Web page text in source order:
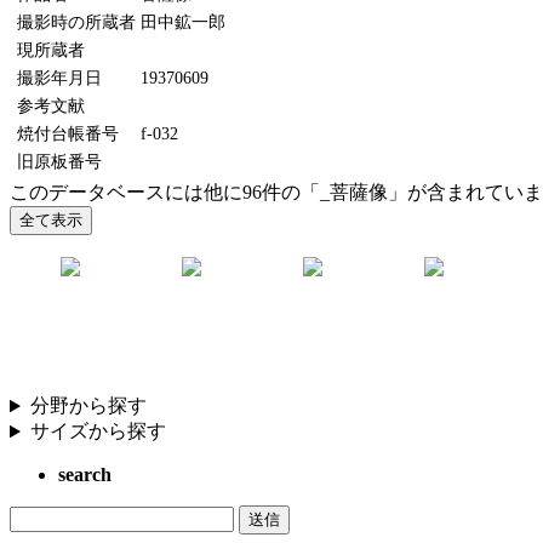
撮影時の所蔵者 田中鉱一郎
現所蔵者
撮影年月日
19370609
参考文献
焼付台帳番号
f-032
旧原板番号
このデータベースには他に96件の「_菩薩像」が含まれてい
分野から探す
サイズから探す
search